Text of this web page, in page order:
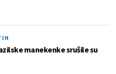
manekenke srušile su